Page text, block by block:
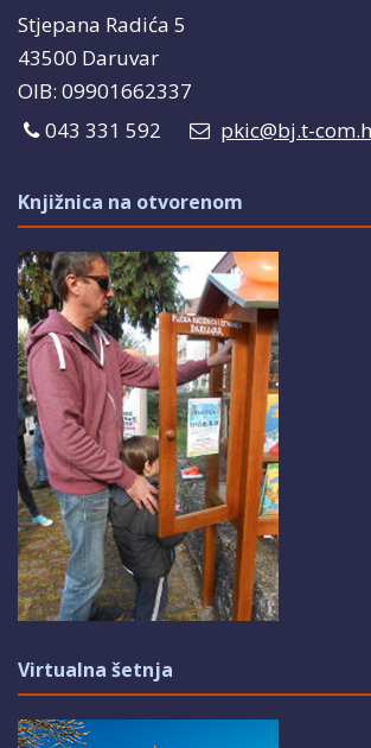
Stjepana Radića 5
43500 Daruvar
OIB: 09901662337
043 331 592
pkic@bj.t-
Knjižnica na otvorenom
Virtualna šetnja